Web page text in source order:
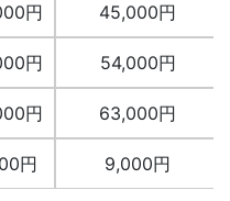
円
円
円
円
45,000円
54,000円
63,000円
9,000円